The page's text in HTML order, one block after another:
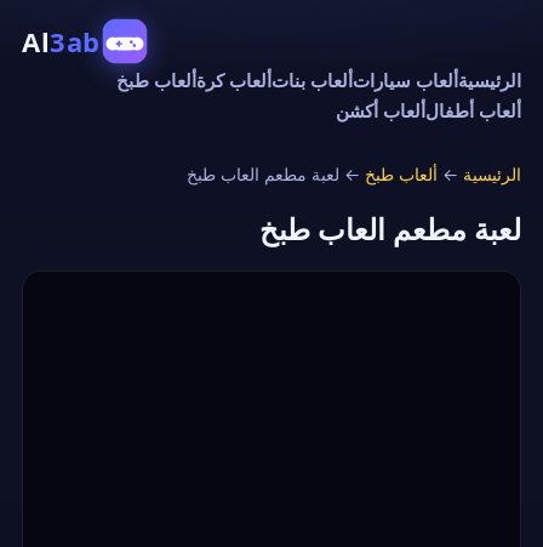
Al3ab
الرئيسيةألعاب سياراتألعاب بناتألعاب كرةألعاب طبخ
ألعاب أطفالألعاب أكشن
الرئيسية ← ألعاب طبخ ← لعبة مطعم العاب طبخ
لعبة مطعم العاب طبخ